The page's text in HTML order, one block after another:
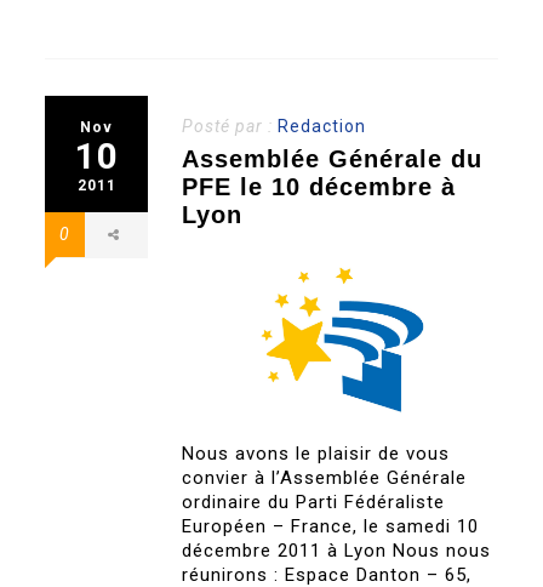
Nov
10
2011
0
Posté par : Redaction
Assemblée Générale du
PFE le 10 décembre à
Lyon
Nous avons le plaisir de vous
convier à l’Assemblée Générale
ordinaire du Parti Fédéraliste
Européen – France, le samedi 10
décembre 2011 à Lyon Nous nous
réunirons : Espace Danton – 65,